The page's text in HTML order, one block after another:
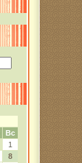
Вс
1
8